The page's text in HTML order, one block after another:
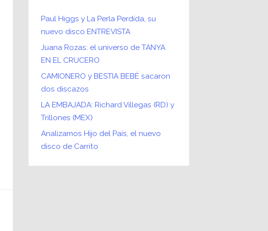
Paul Higgs y La Perla Perdida, su
nuevo disco ENTREVISTA
Juana Rozas: el universo de TANYA
EN EL CRUCERO
CAMIONERO y BESTIA BEBÉ sacaron
dos discazos
LA EMBAJADA: Richard Villegas (RD) y
Trillones (MEX)
Analizamos Hijo del País, el nuevo
disco de Carrito